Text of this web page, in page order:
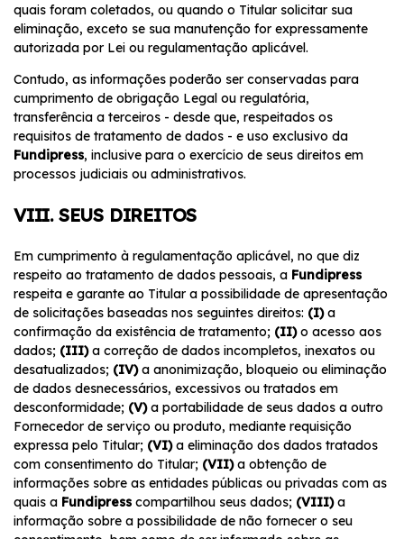
quais foram coletados, ou quando o Titular solicitar sua
eliminação, exceto se sua manutenção for expressamente
autorizada por Lei ou regulamentação aplicável.
Contudo, as informações poderão ser conservadas para
cumprimento de obrigação Legal ou regulatória,
transferência a terceiros - desde que, respeitados os
requisitos de tratamento de dados - e uso exclusivo da
Fundipress, inclusive para o exercício de seus direitos em
processos judiciais ou administrativos.
VIII. SEUS DIREITOS
Em cumprimento à regulamentação aplicável, no que diz
respeito ao tratamento de dados pessoais, a Fundipress
respeita e garante ao Titular a possibilidade de apresentação
de solicitações baseadas nos seguintes direitos: (I)a
confirmação da existência de tratamento; (II)o acesso aos
dados; (III)a correção de dados incompletos, inexatos ou
desatualizados; (IV)a anonimização, bloqueio ou eliminação
de dados desnecessários, excessivos ou tratados em
desconformidade; (V)a portabilidade de seus dados a outro
Fornecedor de serviço ou produto, mediante requisição
expressa pelo Titular; (VI)a eliminação dos dados tratados
com consentimento do Titular; (VII)a obtenção de
informações sobre as entidades públicas ou privadas com as
quais a Fundipress compartilhou seus dados; (VIII)a
informação sobre a possibilidade de não fornecer o seu